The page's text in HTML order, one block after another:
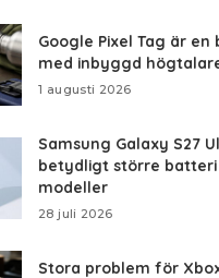
Google Pixel Tag är
med inbyggd
1 augusti 2026
Samsung Galaxy S27
betydligt större batteri
modeller
28 juli 2026
Stora problem för